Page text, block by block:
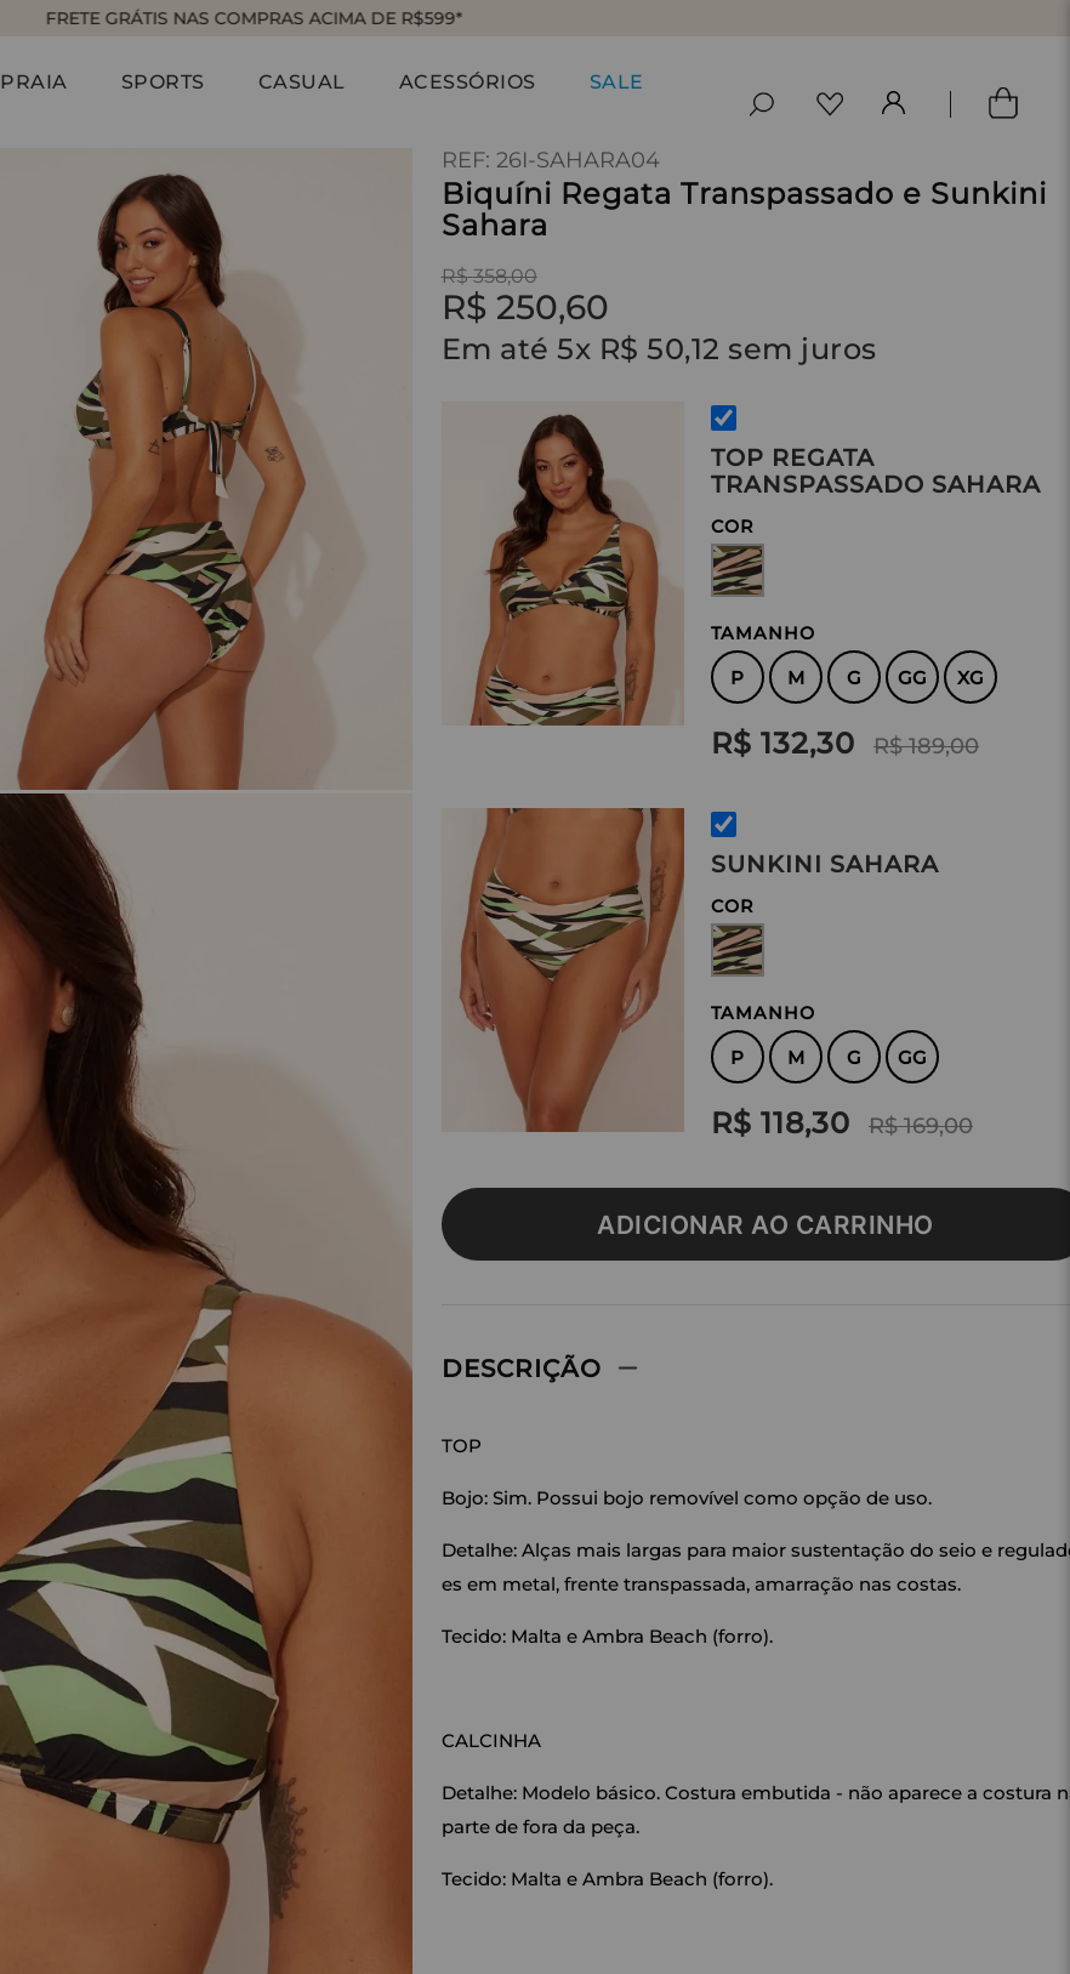
FRETE GRÁTIS NAS COMPRAS ACIMA DE R$599*
PRAIA SPORTS CASUAL ACESSÓRIOS SALE
: 26I-SAHARA04
Biquíni Regata Transpassado e Sunkini
Sahara
R$ 358,00
R$ 250,60
Em até5x R$ 50,12 sem juros
TOP REGATA
TRANSPASSADO SAHARA
COR
TAMANHO
P M G GG XG
R$ 132,30 R$ 189,00
SUNKINI SAHARA
COR
TAMANHO
P M G GG
R$ 118,30 R$ 169,00
ADICIONAR AO CARRINHO
DESCRIÇÃO
TOP
Bojo: Sim. Possui bojo removível como opção de uso.
Detalhe: Alças mais largas para maior sustentação do seio e
es em metal, frente transpassada, amarração nas costas.
Tecido: Malta e Ambra Beach (forro).
CALCINHA
Detalhe: Modelo básico. Costura embutida - não aparece a costura
parte de fora da peça.
Tecido: Malta e Ambra Beach (forro).